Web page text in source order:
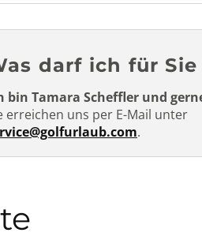
darf ich für Sie
bin Tamara Scheffler und
erreichen uns per E-Mail unter
.